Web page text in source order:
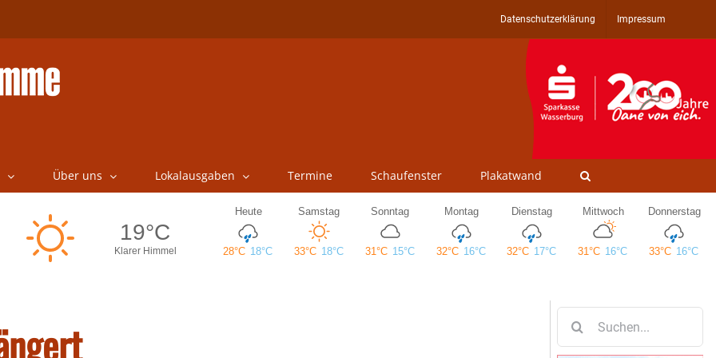
Datenschutzerklärung Impressum
Über uns Lokalausgaben Termine Schaufenster Plakatwand
nach: